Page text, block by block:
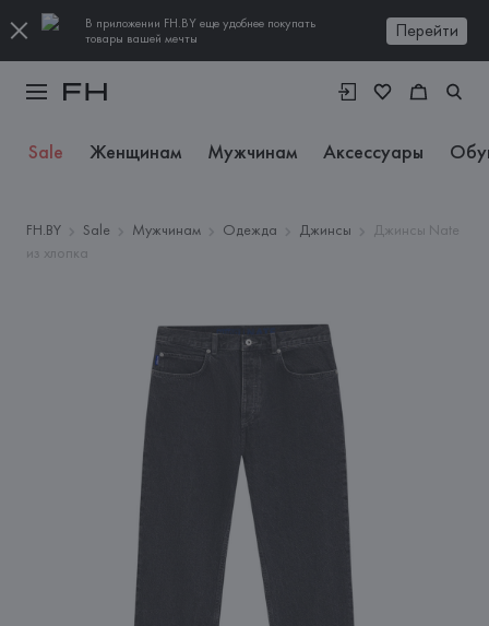
В приложении FH.BY еще удобнее покупать
товары вашей мечты
Перейти
Sale Женщинам Мужчинам Аксессуары
FH.BY Sale Мужчинам Одежда Джинсы
Джинсы Nate
из хлопка